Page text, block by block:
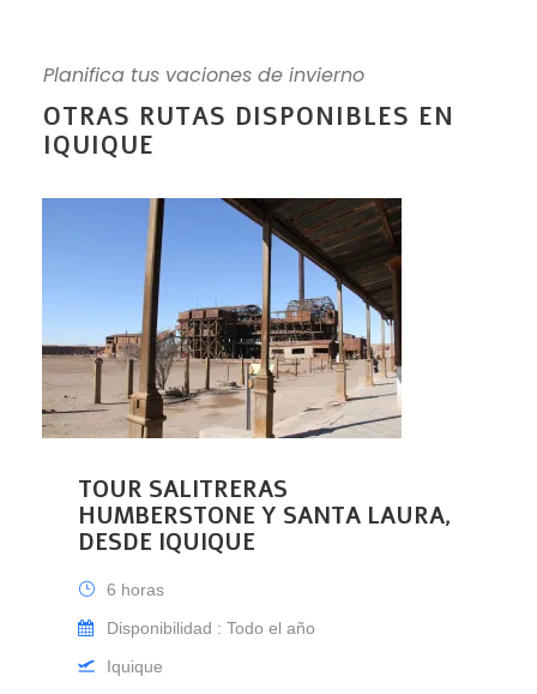
Planifica tus vaciones de invierno
OTRAS RUTAS DISPONIBLES EN
IQUIQUE
TOUR SALITRERAS
HUMBERSTONE Y SANTA LAURA,
DESDE IQUIQUE
6 horas
Disponibilidad : Todo el año
Iquique